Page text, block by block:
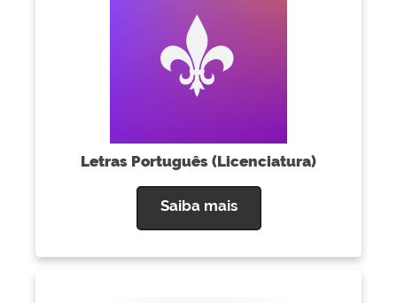
Letras Português (Licenciatura)
Saiba mais